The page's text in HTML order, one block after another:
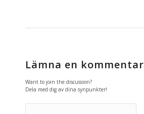
Lämna en kommentar
Want to join the discussion?
Dela med dig av dina synpunkter!